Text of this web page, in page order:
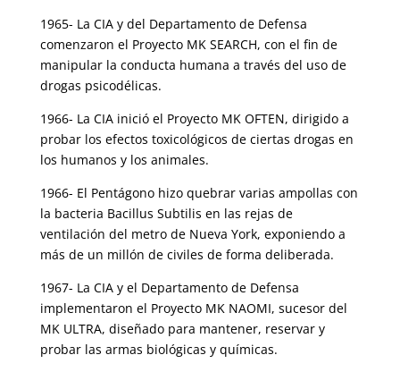
1965- La CIA y del Departamento de Defensa
comenzaron el Proyecto MK SEARCH, con el fin de
manipular la conducta humana a través del uso de
drogas psicodélicas.
1966- La CIA inició el Proyecto MK OFTEN, dirigido a
probar los efectos toxicológicos de ciertas drogas en
los humanos y los animales.
1966- El Pentágono hizo quebrar varias ampollas con
la bacteria Bacillus Subtilis en las rejas de
ventilación del metro de Nueva York, exponiendo a
más de un millón de civiles de forma deliberada.
1967- La CIA y el Departamento de Defensa
implementaron el Proyecto MK NAOMI, sucesor del
MK ULTRA, diseñado para mantener, reservar y
probar las armas biológicas y químicas.